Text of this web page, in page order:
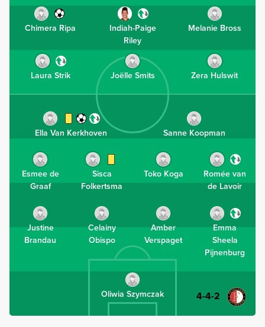
Chimera Ripa
Indiah-Paige
Riley
Melanie Bross
Laura Strik Joëlle Smits Zera Hulswit
Oliwia Szymczak
Emma
Sheela
Pijnenburg
Amber
Verspaget
Celainy
Obispo
Justine
Brandau
Romée van
de Lavoir
Toko Koga
Sisca
Folkertsma
Esmee de
Graaf
Sanne Koopman
Ella Van Kerkhoven
4-4-2